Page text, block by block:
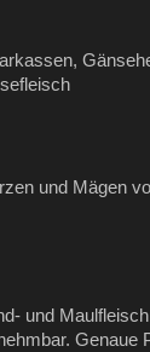
und Mägen
und
Genaue